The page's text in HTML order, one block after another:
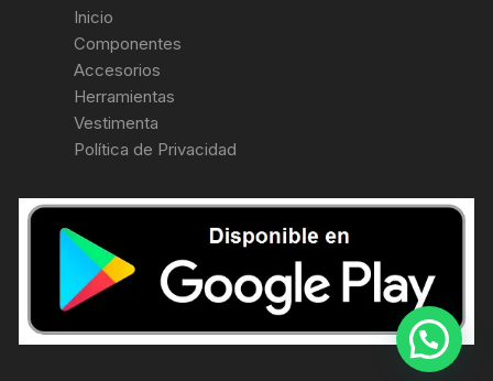
Inicio
Componentes
Accesorios
Herramientas
Vestimenta
Política de Privacidad